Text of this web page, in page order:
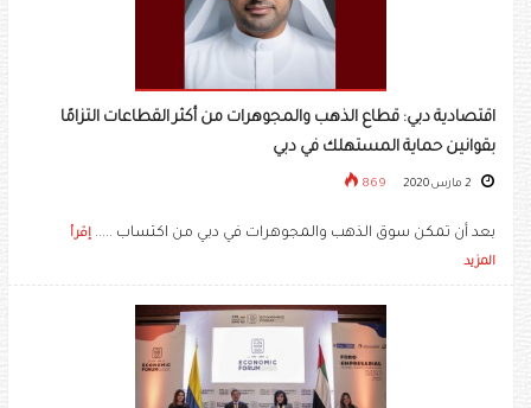
اقتصادية دبي: قطاع الذهب والمجوهرات من أكثر القطاعات التزامًا
بقوانين حماية المستهلك في دبي
869
بعد أن تمكن سوق الذهب والمجوهرات في دبي من اكتساب ..... إقرأ
المزيد